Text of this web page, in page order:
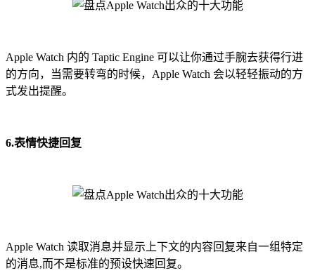
Apple Watch 内的 Taptic Engine 可以让你通过手腕去获得行进
的方向，当需要转弯的时候，Apple Watch 会以轻轻振动的方
式发出提醒。
6.表情快捷回复
Apple Watch 读取消息并显示上下文的内容回复来自一组特定
的消息,而不是标准的预设快速回复。